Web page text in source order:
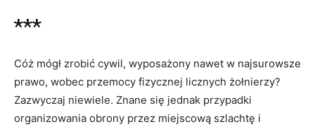
***
Cóż mógł zrobić cywil, wyposażony nawet w najsurowsze
prawo, wobec przemocy fizycznej licznych żołnierzy?
Zazwyczaj niewiele. Znane się jednak przypadki
organizowania obrony przez miejscową szlachtę i